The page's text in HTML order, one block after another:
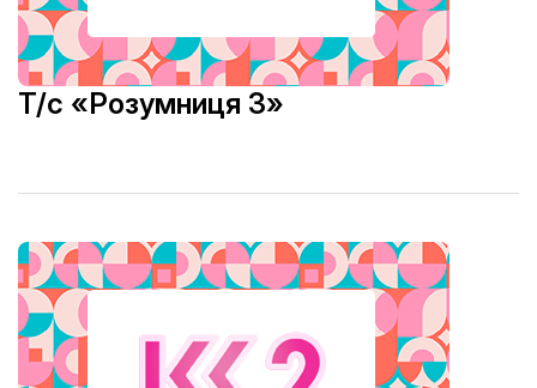
Т/с «Розумниця 3»